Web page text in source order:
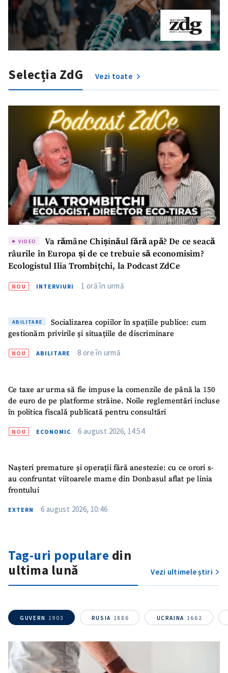
Selecția ZdG Vezi toate
VIDEO
Va rămâne Chișinăul fără apă? De ce seacă
râurile în Europa și de ce trebuie să economisim?
Ecologistul Ilia Trombițchi, la Podcast ZdCe
NOU INTERVIURI 1 oră în urmă
ABILITARE
Socializarea copiilor în spațiile publice: cum
gestionăm privirile și situațiile de discriminare
NOU ABILITARE 8 ore în urmă
Ce taxe ar urma să fie impuse la comenzile de până la 150
de euro de pe platforme străine. Noile reglementări incluse
în politica fiscală publicată pentru consultări
NOU ECONOMIC 6 august 2026, 14:54
Nașteri premature și operații fără anestezie: cu ce orori s-
au confruntat viitoarele mame din Donbasul aflat pe linia
frontului
EXTERN 6 august 2026, 10:46
Tag-uri populare din
ultima lună
Vezi ultimele știri
GUVERN 1903 RUSIA 1886 UCRAINA 1662